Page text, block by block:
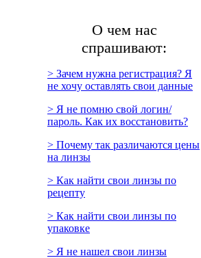
О чем нас
спрашивают:
> Зачем нужна регистрация? Я
не хочу оставлять свои данные
> Я не помню свой логин/
пароль. Как их восстановить?
> Почему так различаются цены
на линзы
> Как найти свои линзы по
рецепту
> Как найти свои линзы по
упаковке
> Я не нашел свои линзы